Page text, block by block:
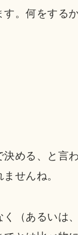
す。何をする
める、と言
せんね。
く（あるいは